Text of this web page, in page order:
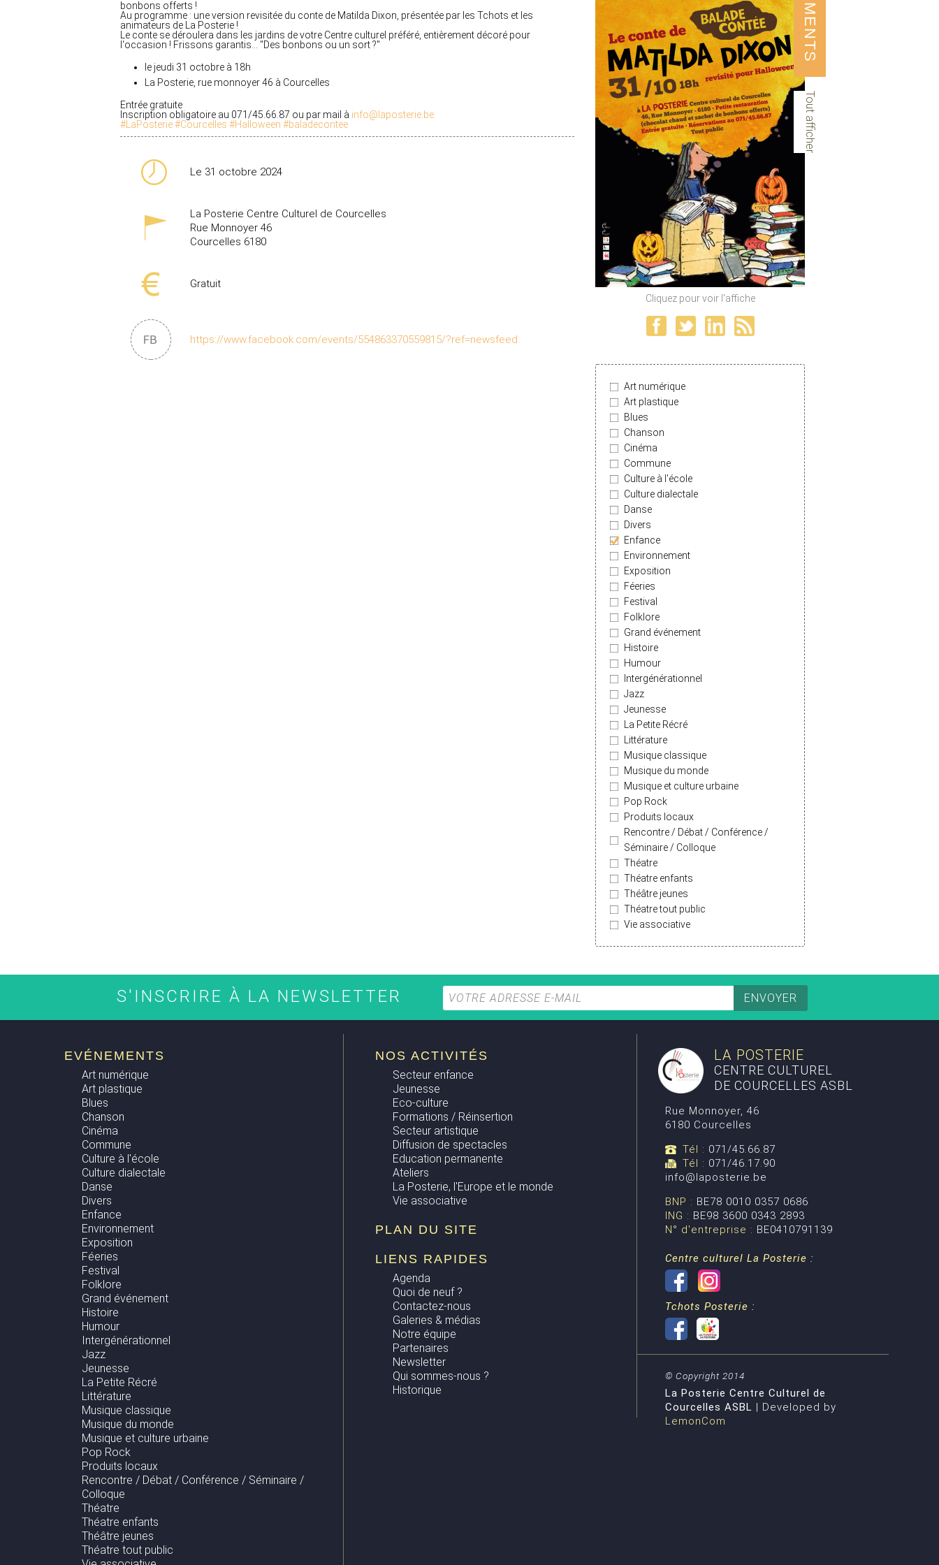
Tout afficher
bonbons offerts !
Au programme : une version revisitée du conte de Matilda Dixon, présentée par les Tchots et les
animateurs de La Posterie !
Le conte se déroulera dans les jardins de votre Centre culturel préféré, entièrement décoré pour
l'occasion ! Frissons garantis... "Des bonbons ou un sort?"
le jeudi 31 octobre à 18h
La Posterie, rue monnoyer 46 à Courcelles
Entrée gratuite
Inscription obligatoire au 071/45.66.87 ou par mail à info@laposterie.be
#LaPosterie#Courcelles #Halloween #baladecontee
Le 31 octobre 2024
La Posterie Centre Culturel de Courcelles
Rue Monnoyer 46
Courcelles 6180
Gratuit
https://www.facebook.com/events/554863370559815/?ref=newsfeed
Cliquez pour voir l'affiche
Art numérique
Art plastique
Blues
Chanson
Cinéma
Commune
Culture à l'école
Culture dialectale
Danse
Divers
Enfance
Environnement
Exposition
Féeries
Festival
Folklore
Grand événement
Histoire
Humour
Intergénérationnel
Jazz
Jeunesse
La Petite Récré
Littérature
Musique classique
Musique du monde
Musique et culture urbaine
Pop Rock
Produits locaux
Rencontre / Débat / Conférence /
Séminaire / Colloque
Théatre
Théatre enfants
Théâtre jeunes
Théatre tout public
Vie associative
S'INSCRIRE À LA NEWSLETTER
EVÉNEMENTS
Art numérique
Art plastique
Blues
Chanson
Cinéma
Commune
Culture à l'école
Culture dialectale
Danse
Divers
Enfance
Environnement
Exposition
Féeries
Festival
Folklore
Grand événement
Histoire
Humour
Intergénérationnel
Jazz
Jeunesse
La Petite Récré
Littérature
Musique classique
Musique du monde
Musique et culture urbaine
Pop Rock
Produits locaux
Rencontre / Débat / Conférence / Séminaire /
Colloque
Théatre
Théatre enfants
Théâtre jeunes
Théatre tout public
NOS ACTIVITÉS
Secteur enfance
Jeunesse
Eco-culture
Formations / Réinsertion
Secteur artistique
Diffusion de spectacles
Education permanente
Ateliers
La Posterie, l'Europe et le monde
Vie associative
PLAN DU SITE
LIENS RAPIDES
Agenda
Quoi de neuf ?
Contactez-nous
Galeries & médias
Notre équipe
Partenaires
Newsletter
Qui sommes-nous ?
Historique
LA POSTERIE
CENTRE CULTUREL
DE COURCELLES ASBL
Rue Monnoyer, 46
6180 Courcelles
Tél : 071/45.66.87
Tél : 071/46.17.90
info@laposterie.be
BNP : BE78 0010 0357 0686
ING : BE98 3600 0343 2893
N° d'entreprise : BE0410791139
Centre culturel La Posterie :
Tchots Posterie :
© Copyright 2014
La Posterie Centre Culturel de
Courcelles ASBL | Developed by
LemonCom